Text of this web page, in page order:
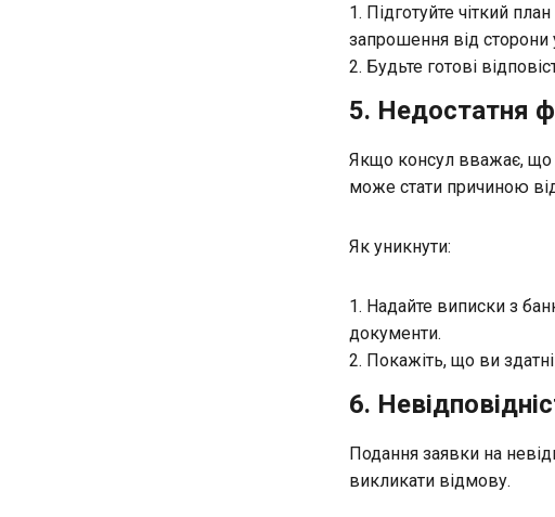
Підготуйте чіткий
запрошення від
Будьте готові
5. Недостатня
Якщо консул вважає, що
може стати причиною
Як уникнути:
Надайте виписки з
документи.
Покажіть, що ви
6.
Подання заявки на
викликати відмову.